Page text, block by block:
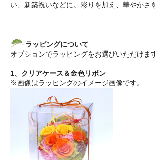
い、新築祝いなどに。彩りを加え、華やかさ
ラッピングについて
オプションでラッピングをお選びいただけま
1、クリアケース＆金色リボン
※画像はラッピングのイメージ画像です。